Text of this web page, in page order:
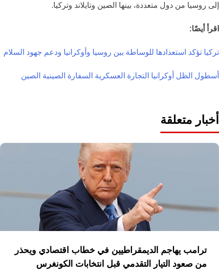
إلى روسيا من دول متعددة، بينها الصين وتايلاند وتركيا.
اقرأ أيضًا:
تركيا تؤكد استعدادها للوساطة بين روسيا وأوكرانيا ودعم جهود السلام
أسطول الظل أوكرانيا التجارة العسكرية السفارة الصينية الصين
أخبار متعلقة
ترامب يهاجم الديمقراطيين في خطاب اقتصادي ويحذر
من صعود التيار التقدمي قبل انتخابات الكونغرس